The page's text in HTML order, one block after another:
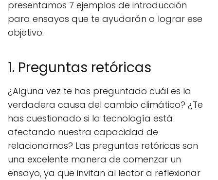
presentamos 7 ejemplos de introducción
para ensayos que te ayudarán a lograr ese
objetivo.
1. Preguntas retóricas
¿Alguna vez te has preguntado cuál es la
verdadera causa del cambio climático? ¿Te
has cuestionado si la tecnología está
afectando nuestra capacidad de
relacionarnos? Las preguntas retóricas son
una excelente manera de comenzar un
ensayo, ya que invitan al lector a reflexionar